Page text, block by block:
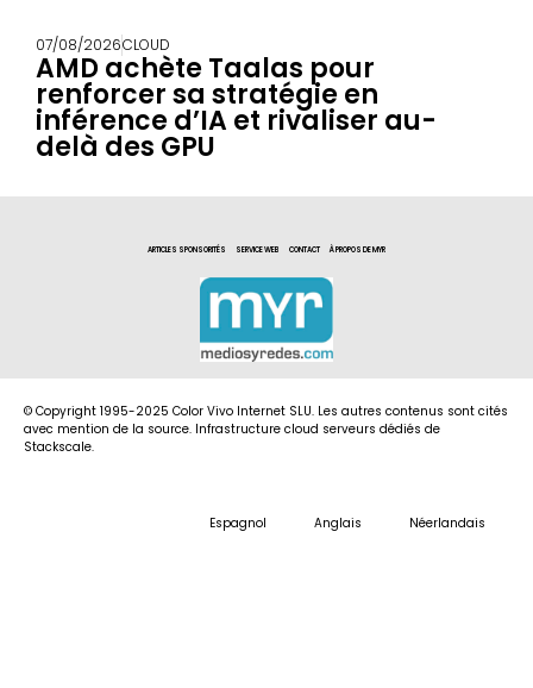
07/08/2026CLOUD
AMD achète Taalas pour
renforcer sa stratégie en
inférence d’IA et rivaliser au-
delà des GPU
ARTICLES SPONSORITÉS SERVICE WEB CONTACT À PROPOS DE MYR
© Copyright 1995-2025 Color Vivo Internet SLU. Les autres contenus sont cités
avec mention de la source. Infrastructure cloud serveurs dédiés de
Stackscale.
Espagnol Anglais Néerlandais